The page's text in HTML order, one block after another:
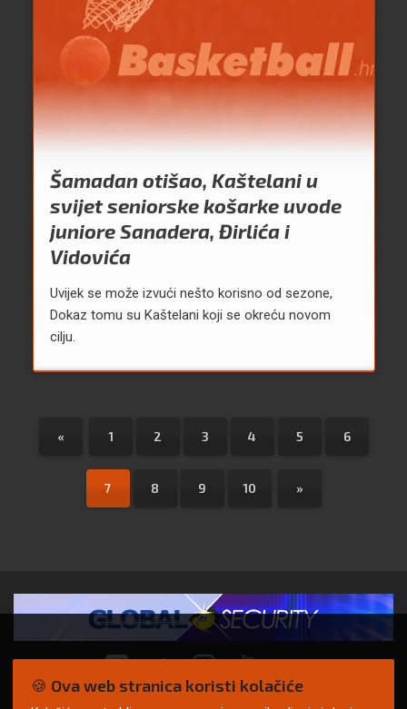
Šamadan otišao, Kaštelani u
svijet seniorske košarke uvode
juniore Sanadera, Đirlića i
Vidovića
Uvijek se može izvući nešto korisno od sezone,
Dokaz tomu su Kaštelani koji se okreću novom
cilju.
« 1 2 3 4 5 6
7 8 9 10 »
🍪 Ova web stranica koristi kolačiće